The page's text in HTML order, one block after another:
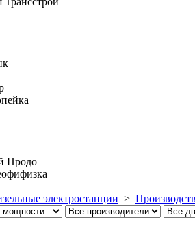
электростанции >